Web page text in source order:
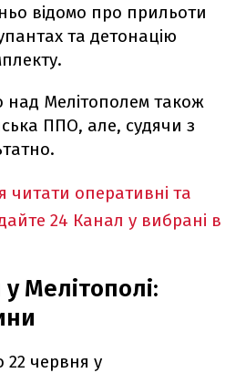
відомо про прильоти
та детонацію
над Мелітополем також
ППО, але, судячи з
читати оперативні та
24 Канал у вибрані в
Мелітополі:
червня у